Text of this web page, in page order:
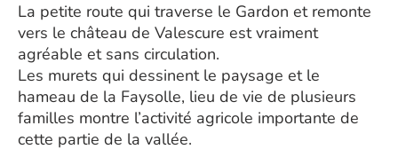
La petite route qui traverse le Gardon et remonte
vers le château de Valescure est vraiment
agréable et sans circulation.
Les murets qui dessinent le paysage et le
hameau de la Faysolle, lieu de vie de plusieurs
familles montre l’activité agricole importante de
cette partie de la vallée.